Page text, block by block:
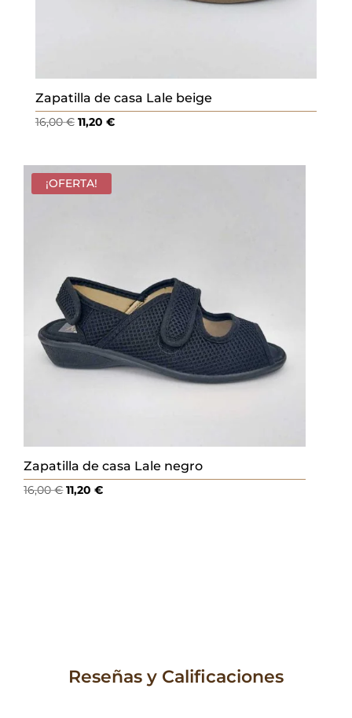
Zapatilla de casa Lale beige
16,00€ El
original
era:
11,20 €El
actual
¡OFERTA!
Zapatilla de casa Lale negro
16,00€El
11,20€El
Reseñas y Calificaciones